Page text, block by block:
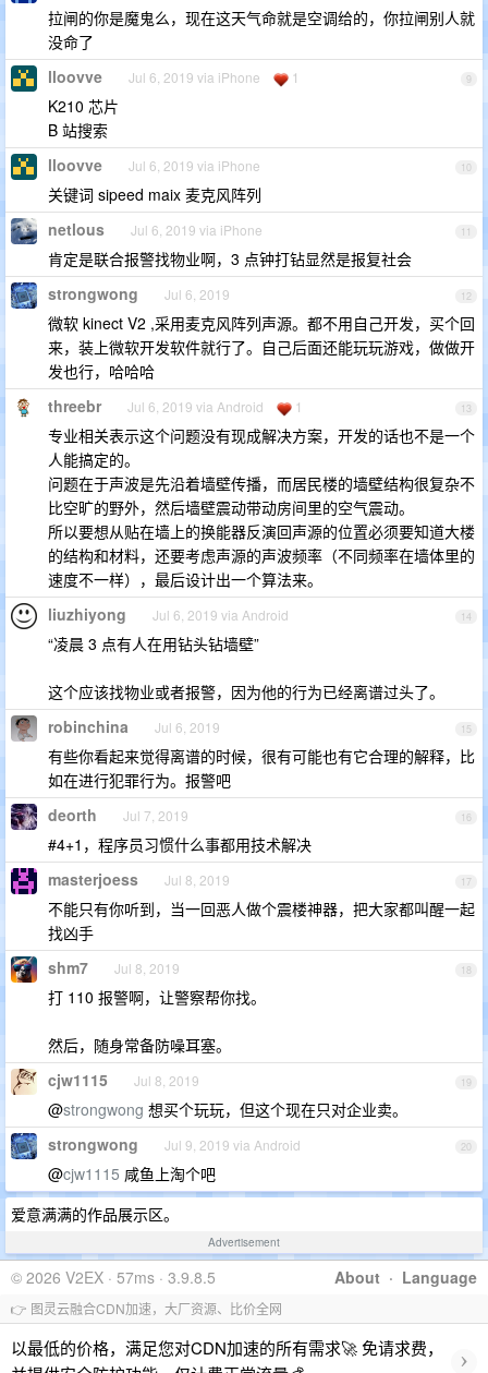
拉闸的你是魔鬼么，现在这天气命就是空调给的，你拉闸别人就
没命了
9
lloovve Jul 6, 2019 via iPhone 1
K210 芯片
B 站搜索
10
lloovve Jul 6, 2019 via iPhone
关键词 sipeed maix 麦克风阵列
11
netlous Jul 6, 2019 via iPhone
肯定是联合报警找物业啊，3 点钟打钻显然是报复社会
12
strongwong Jul 6, 2019
微软 kinect V2 ,采用麦克风阵列声源。都不用自己开发，买个回
来，装上微软开发软件就行了。自己后面还能玩玩游戏，做做开
发也行，哈哈哈
13
threebr Jul 6, 2019 via Android 1
专业相关表示这个问题没有现成解决方案，开发的话也不是一个
人能搞定的。
问题在于声波是先沿着墙壁传播，而居民楼的墙壁结构很复杂不
比空旷的野外，然后墙壁震动带动房间里的空气震动。
所以要想从贴在墙上的换能器反演回声源的位置必须要知道大楼
的结构和材料，还要考虑声源的声波频率（不同频率在墙体里的
速度不一样），最后设计出一个算法来。
14
liuzhiyong Jul 6, 2019 via Android
“凌晨 3 点有人在用钻头钻墙壁”
这个应该找物业或者报警，因为他的行为已经离谱过头了。
15
robinchina Jul 6, 2019
有些你看起来觉得离谱的时候，很有可能也有它合理的解释，比
如在进行犯罪行为。报警吧
16
deorth Jul 7, 2019
#4+1，程序员习惯什么事都用技术解决
17
masterjoess Jul 8, 2019
不能只有你听到，当一回恶人做个震楼神器，把大家都叫醒一起
找凶手
18
shm7 Jul 8, 2019
打 110 报警啊，让警察帮你找。
然后，随身常备防噪耳塞。
19
cjw1115 Jul 8, 2019
@strongwong 想买个玩玩，但这个现在只对企业卖。
20
strongwong Jul 9, 2019 via Android
@cjw1115 咸鱼上淘个吧
爱意满满的作品展示区。
Advertisement
About · Language
© 2026 V2EX · 57ms · 3.9.8.5
👉 图灵云融合CDN加速，大厂资源、比价全网
以最低的价格，满足您对CDN加速的所有需求🚀 免请求费，
›